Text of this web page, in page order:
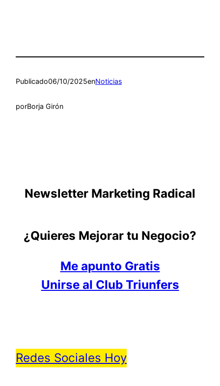
Publicado06/10/2025enNoticias
porBorja Girón
Newsletter Marketing Radical
¿Quieres Mejorar tu Negocio?
Me apunto Gratis
Unirse al Club Triunfers
Redes Sociales Hoy